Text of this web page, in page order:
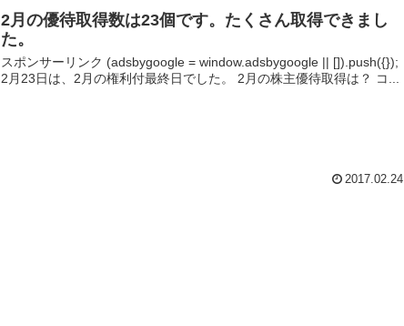
2月の優待取得数は23個です。たくさん取得できまし
た。
スポンサーリンク (adsbygoogle = window.adsbygoogle || []).push({});
2月23日は、2月の権利付最終日でした。 2月の株主優待取得は？ コ...
2017.02.24